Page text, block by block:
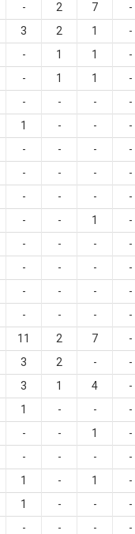
- 2 7 -
3 2 1 -
- 1 1 -
- 1 1 -
- - - -
1 - - -
- - - -
- - - -
- - - -
- - 1 -
- - - -
- - - -
- - - -
- - - -
11 2 7 -
3 2 - -
3 1 4 -
1 - - -
- - 1 -
- - - -
1 - 1 -
1 - - -
- - - -